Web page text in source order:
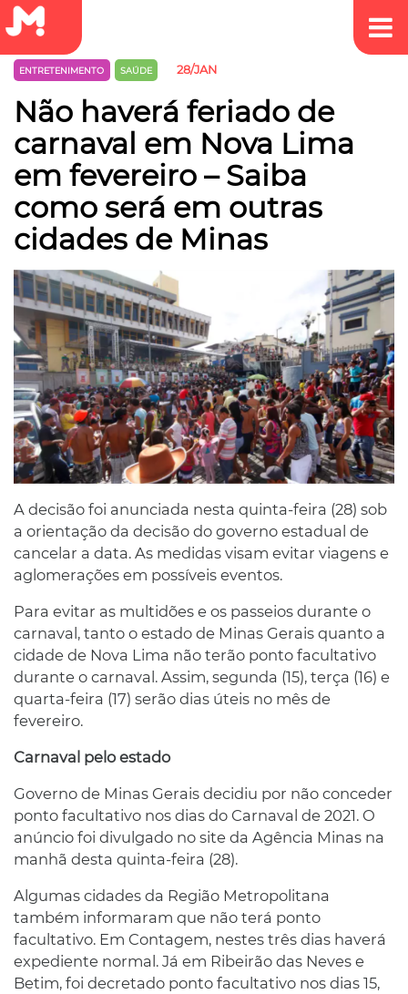
ENTRETENIMENTO SAÚDE 28/JAN
Não haverá feriado de
carnaval em Nova Lima
em fevereiro – Saiba
como será em outras
cidades de Minas
A decisão foi anunciada nesta quinta-feira (28) sob
a orientação da decisão do governo estadual de
cancelar a data. As medidas visam evitar viagens e
aglomerações em possíveis eventos.
Para evitar as multidões e os passeios durante o
carnaval, tanto o estado de Minas Gerais quanto a
cidade de Nova Lima não terão ponto facultativo
durante o carnaval. Assim, segunda (15), terça (16) e
quarta-feira (17) serão dias úteis no mês de
fevereiro.
Carnaval pelo estado
Governo de Minas Gerais decidiu por não conceder
ponto facultativo nos dias do Carnaval de 2021. O
anúncio foi divulgado no site da Agência Minas na
manhã desta quinta-feira (28).
Algumas cidades da Região Metropolitana
também informaram que não terá ponto
facultativo. Em Contagem, nestes três dias haverá
expediente normal. Já em Ribeirão das Neves e
Betim, foi decretado ponto facultativo nos dias 15,